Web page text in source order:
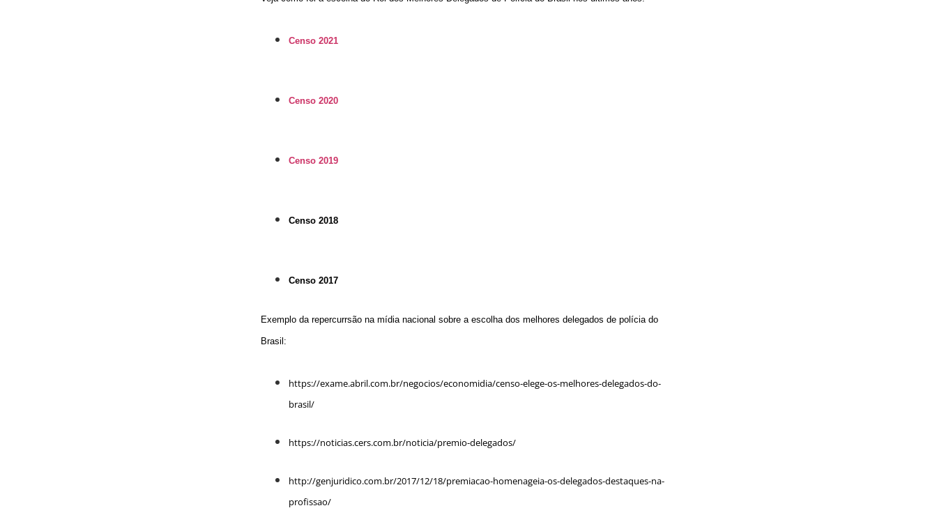
Censo 2021
Censo 2020
Censo 2019
Censo 2018
Censo 2017
Exemplo da repercurrsão na mídianacional sobre a escolha dos melhores delegados de polícia do
Brasil :
https://exame.abril.com.br/negocios/economidia/censo-elege-os-melhores-delegados-do-
brasil/
https://noticias.cers.com.br/noticia/premio-delegados/
http://genjuridico.com.br/2017/12/18/premiacao-homenageia-os-delegados-destaques-na-
profissao/